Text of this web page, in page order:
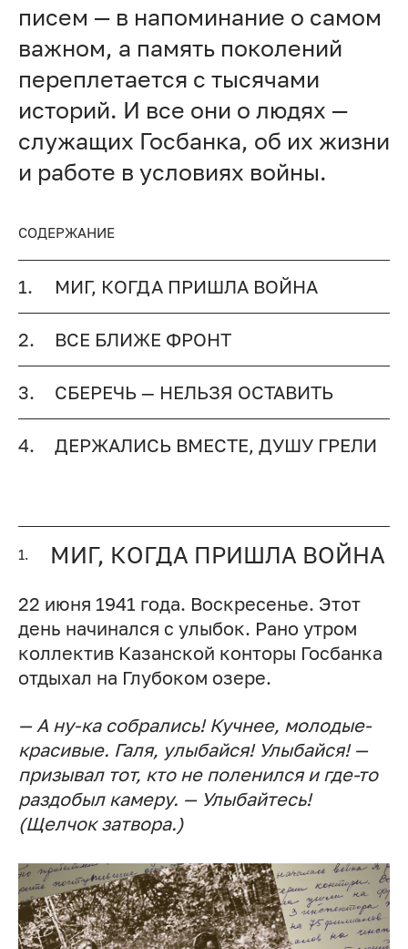
писем — в напоминание о самом
важном, а память поколений
переплетается с тысячами
историй. И все они о людях —
служащих Госбанка, об их жизни
и работе в условиях войны.
СОДЕРЖАНИЕ
1. МИГ, КОГДА ПРИШЛА ВОЙНА
2. ВСЕ БЛИЖЕ ФРОНТ
3. СБЕРЕЧЬ — НЕЛЬЗЯ ОСТАВИТЬ
4. ДЕРЖАЛИСЬ ВМЕСТЕ, ДУШУ ГРЕЛИ
1. МИГ, КОГДА ПРИШЛА ВОЙНА
22 июня 1941 года. Воскресенье. Этот
день начинался с улыбок. Рано утром
коллектив Казанской конторы Госбанка
отдыхал на Глубоком озере.
— А ну-ка собрались! Кучнее, молодые-
красивые. Галя, улыбайся! Улыбайся! —
призывал тот, кто не поленился и где-то
раздобыл камеру. — Улыбайтесь!
(Щелчок затвора.)